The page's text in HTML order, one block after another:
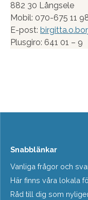
882 30 Långsele
Mobil: 070-675 11
E-post:
Plusgiro: 641 01 – 9
Snabblänkar
Vanliga frågor och
Här finns våra lokala
Råd till dig som